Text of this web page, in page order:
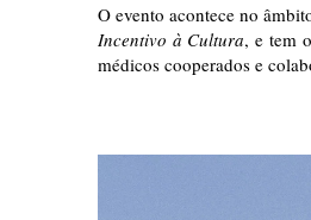
O evento acontece no
Incentivo à Cultura, e tem
médicos cooperados e